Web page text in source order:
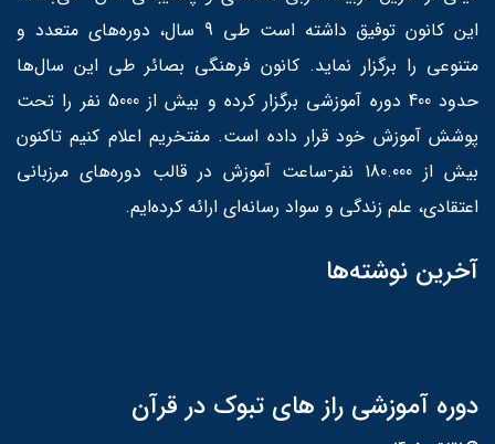
این کانون توفیق داشته است طی 9 سال، دوره‌های متعدد و
متنوعی را برگزار نماید. کانون فرهنگی بصائر طی این سال‌ها
حدود 400 دوره آموزشی برگزار کرده و بیش از 5000 نفر را تحت
پوشش آموزش خود قرار داده است. مفتخریم اعلام کنیم تاکنون
بیش از 180.000 نفر-ساعت آموزش در قالب دوره‌های مرزبانی
اعتقادی، علم زندگی و سواد رسانه‌ای ارائه کرده‌ایم.
آخرین نوشته‌ها
دوره آموزشی راز های تبوک در قرآن